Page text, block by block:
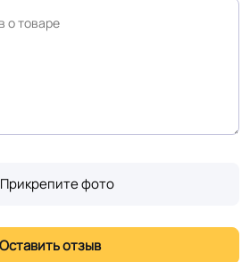
Прикрепите фото